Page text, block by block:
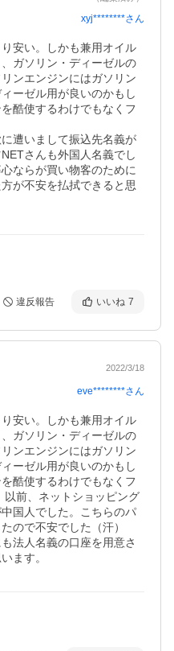
xyj********さん
安い。しかも兼用オイル
ガソリン・ディーゼルの
ンエンジンにはガソリン
ーゼル用が良いのかもし
酷使するわけでもなくフ
遭いまして振込先名義が
さんも外国人名義でし
ならが買い物客のために
が不安を払拭できると思
違反報告 いいね 7
2022/3/18
eve********さん
安い。しかも兼用オイル
ガソリン・ディーゼルの
ンエンジンにはガソリン
ーゼル用が良いのかもし
酷使するわけでもなくフ
以前、ネットショッピング
国人でした。こちらのパ
ので不安でした（汗）
法人名義の口座を用意さ
ます。